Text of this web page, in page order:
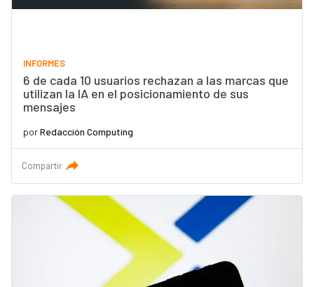
INFORMES
6 de cada 10 usuarios rechazan a las marcas que
utilizan la IA en el posicionamiento de sus
mensajes
porRedacción Computing
Compartir